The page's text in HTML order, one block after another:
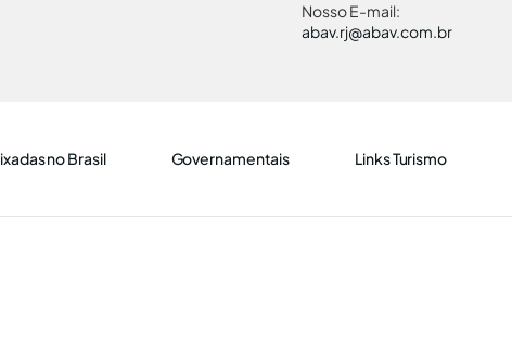
Nosso E-mail:
abav.rj@abav.com.br
no Brasil Governamentais Links Turismo